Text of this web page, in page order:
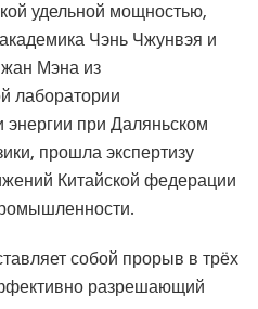
удельной мощностью,
Чэнь Чжунвэя и
Мэна из
лаборатории
энергии при Даляньском
прошла экспертизу
Китайской федерации
собой прорыв в трёх
разрешающий